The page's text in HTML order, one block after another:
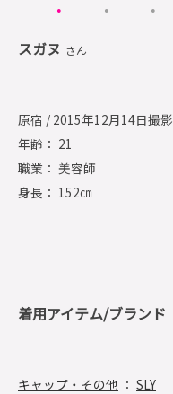
スガヌ さん
原宿 / 2015年12月14日撮影
年齢： 21
職業： 美容師
身長： 152㎝
着用アイテム/ブランド
キャップ・その他 ： SLY